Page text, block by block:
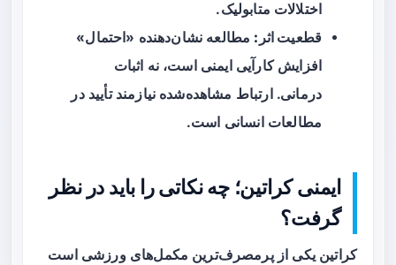
اختلالات متابولیک.
قطعیت اثر: مطالعه نشان‌دهنده «احتمال»
افزایش کارآیی ایمنی است، نه اثبات
درمانی. ارتباط مشاهده‌شده نیازمند تأیید در
مطالعات انسانی است.
ایمنی کراتین؛ چه نکاتی را باید در نظر
گرفت؟
کراتین یکی از پرمصرف‌ترین مکمل‌های ورزشی است